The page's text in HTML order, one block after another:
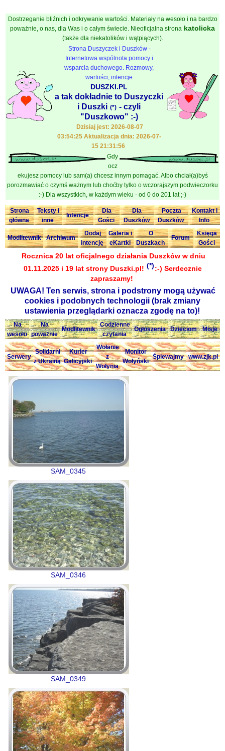
Dostrzeganie bliźnich i odkrywanie wartości. Materiały na wesoło i na bardzo
poważnie, o nas, dla Was i o całym świecie. Nieoficjalna strona katolicka
(także dla niekatolików i wątpiących).
Strona Duszyczek i Duszków -
Internetowa wspólnota pomocy i
wsparcia duchowego. Rozmowy,
wartości, intencje
DUSZKI.PL
a tak dokładnie to Duszyczki
i Duszki (*) - czyli
"Duszkowo" :-)
Dzisiaj jest: 2026-08-07
03:54:25 Aktualizacja dnia: 2026-07-
15 21:31:56
Gdy
ocz
ekujesz pomocy lub sam(a) chcesz innym pomagać. Albo chciał(a)byś
porozmawiać o czymś ważnym lub choćby tylko o wczorajszym podwieczorku
:-) Dla wszystkich, w każdym wieku - od 0 do 201 lat ;-)
Strona
główna
Teksty i
inne
Intencje
Dla
Gości
Dla
Duszków
Poczta
Duszków
Kontakt i
Info
Modlitewnik Archiwum
Dodaj
intencję
Galeria i
eKartki
O
Duszkach
Forum
Księga
Gości
Rocznica 20 lat oficjalnego działania Duszków w dniu
01.11.2025 i 19 lat strony Duszki.pl! (*):-) Serdecznie
zapraszamy!
UWAGA! Ten serwis, strona i podstrony mogą używać
cookies i podobnych technologii (brak zmiany
ustawienia przeglądarki oznacza zgodę na to)!
Na
wesoło
Na
poważnie
Modlitewnik
Codzienne
czytania
Ogłoszenia Dzieciom Misje
Serwery
Solidarni
z Ukrainą
Kurier
Galicyjski
Wołanie
z
Wołynia
Monitor
Wołyński
Śpiewajmy www.zjk.pl
SAM_0345
SAM_0346
SAM_0349